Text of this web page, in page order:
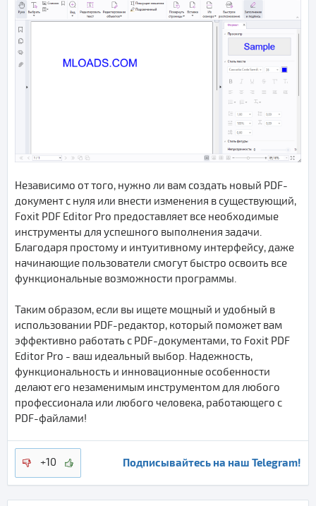
Независимо от того, нужно ли вам создать новый PDF-
документ с нуля или внести изменения в существующий,
Foxit PDF Editor Pro предоставляет все необходимые
инструменты для успешного выполнения задачи.
Благодаря простому и интуитивному интерфейсу, даже
начинающие пользователи смогут быстро освоить все
функциональные возможности программы.
Таким образом, если вы ищете мощный и удобный в
использовании PDF-редактор, который поможет вам
эффективно работать с PDF-документами, то Foxit PDF
Editor Pro - ваш идеальный выбор. Надежность,
функциональность и инновационные особенности
делают его незаменимым инструментом для любого
профессионала или любого человека, работающего с
PDF-файлами!
+10 Подписывайтесь на наш Telegram!